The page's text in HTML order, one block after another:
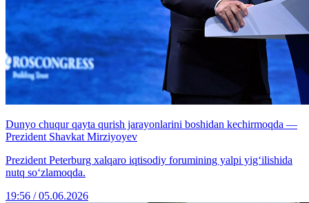
Dunyo chuqur qayta qurish jarayonlarini boshidan kechirmoqda —
Prezident Shavkat Mirziyoyev
Prezident Peterburg xalqaro iqtisodiy forumining yalpi yig‘ilishida
nutq so‘zlamoqda.
19:56 / 05.06.2026